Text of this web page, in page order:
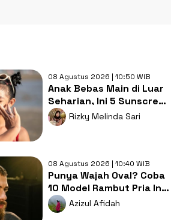
08 Agustus 2026 | 10:50 WIB
Anak Bebas Main di Luar
Seharian, Ini 5 Sunscreen
yang Siap Melindungi!
Rizky Melinda Sari
08 Agustus 2026 | 10:40 WIB
Punya Wajah Oval? Coba
10 Model Rambut Pria Ini
Agar Penampilan Makin
Rapi dan Menarik
Azizul Afidah